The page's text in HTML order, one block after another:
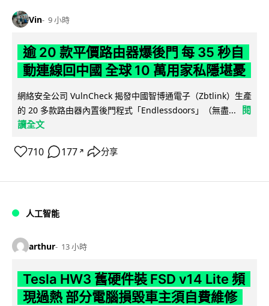
Vin 9 小時
逾 20 款平價路由器爆後門 每 35 秒自
動連線回中國 全球 10 萬用家私隱堪憂
網絡安全公司 VulnCheck 揭發中國智博通電子（Zbtlink）生產
的 20 多款路由器內置後門程式「Endlessdoors」（無盡...
閱
讀全文
710 177 ↗ 分享
人工智能
arthur 13 小時
Tesla HW3 舊硬件裝 FSD v14 Lite 頻
現過熱 部分電腦損毀車主須自費維修